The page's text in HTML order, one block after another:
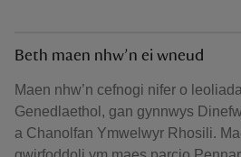
Beth maen nhw’n ei wneud
Maen nhw’n cefnogi nifer o
Genedlaethol, gan gynnwys
a Chanolfan Ymwelwyr Rhosili.